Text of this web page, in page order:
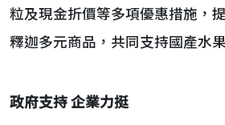
粒及現金折價等多項優惠措施，
釋迦多元商品，共同支持國產水果
政府支持 企業力挺